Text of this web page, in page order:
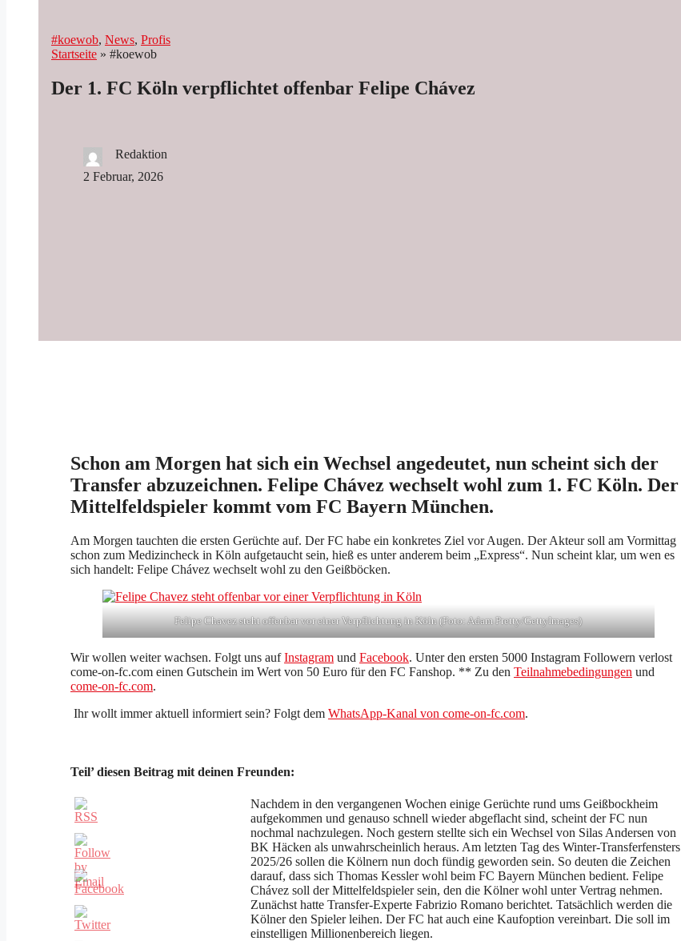
#koewob, News, Profis
Startseite » #koewob
Der 1. FC Köln verpflichtet offenbar Felipe Chávez
Redaktion
2 Februar, 2026
Schon am Morgen hat sich ein Wechsel angedeutet, nun scheint sich der
Transfer abzuzeichnen. Felipe Chávez wechselt wohl zum 1. FC Köln. Der
Mittelfeldspieler kommt vom FC Bayern München.
Am Morgen tauchten die ersten Gerüchte auf. Der FC habe ein konkretes Ziel vor Augen. Der Akteur soll am Vormittag
schon zum Medizincheck in Köln aufgetaucht sein, hieß es unter anderem beim „Express“. Nun scheint klar, um wen es
sich handelt: Felipe Chávez wechselt wohl zu den Geißböcken.
Felipe Chavez steht offenbar vor einer Verpflichtung in Köln (Foto: Adam Pretty/GettyImages)
Wir wollen weiter wachsen. Folgt uns aufInstagram und Facebook. Unter den ersten 5000 Instagram Followern verlost
come-on-fc.com einen Gutschein im Wert von 50 Euro für den FC Fanshop. ** Zu den Teilnahmebedingungen und
come-on-fc.com.
Ihr wollt immer aktuell informiert sein? Folgt dem WhatsApp-Kanal von come-on-fc.com.
Teil’ diesen Beitrag mit deinen Freunden:
Nachdem in den vergangenen Wochen einige Gerüchte rund ums Geißbockheim
aufgekommen und genauso schnell wieder abgeflacht sind, scheint der FC nun
nochmal nachzulegen. Noch gestern stellte sich ein Wechsel von Silas Andersen von
BK Häcken als unwahrscheinlich heraus. Am letzten Tag des Winter-Transferfensters
2025/26 sollen die Kölnern nun doch fündig geworden sein. So deuten die Zeichen
darauf, dass sich Thomas Kessler wohl beim FC Bayern München bedient. Felipe
Chávez soll der Mittelfeldspieler sein, den die Kölner wohl unter Vertrag nehmen.
Zunächst hatte Transfer-Experte Fabrizio Romano berichtet. Tatsächlich werden die
Kölner den Spieler leihen. Der FC hat auch eine Kaufoption vereinbart. Die soll im
einstelligen Millionenbereich liegen.